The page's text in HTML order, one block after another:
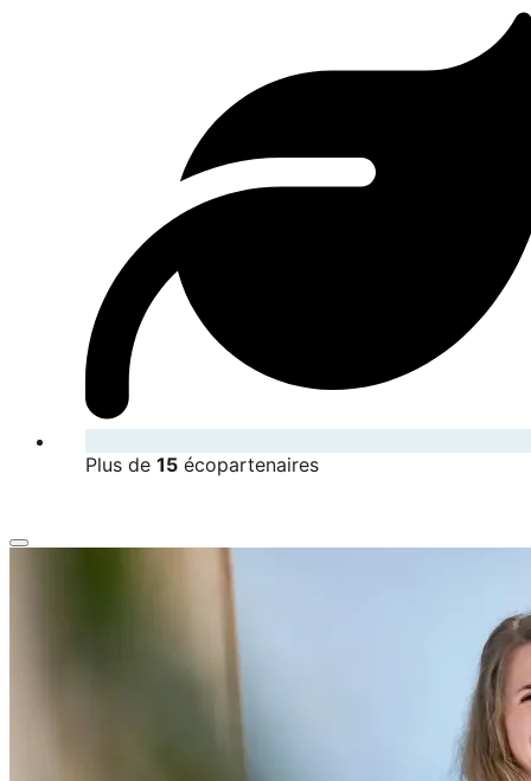
Plus de 15 écopartenaires